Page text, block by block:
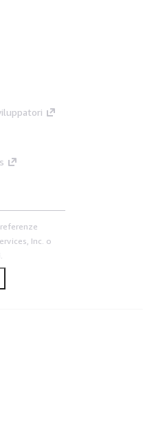
Inc. o